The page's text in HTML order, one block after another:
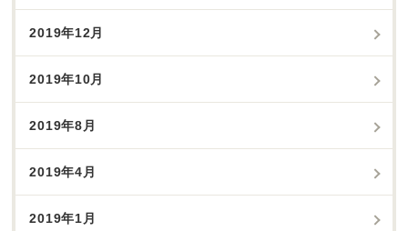
2019年12月
2019年10月
2019年8月
2019年4月
2019年1月